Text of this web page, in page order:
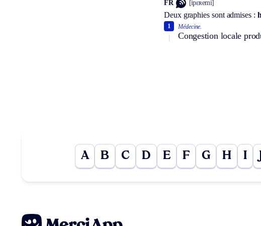
FR [ipɛʀemi]
Deux graphies sont admises :
Médecine.
Congestion locale
1
A B C D E F G H I